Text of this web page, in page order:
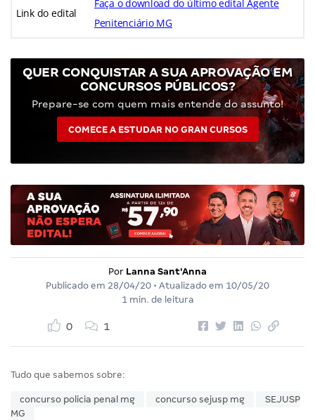
Link do edital
Faça o download do último edital Agente
Penitenciário MG
QUER CONQUISTAR A SUA APROVAÇÃO EM
CONCURSOS PÚBLICOS?
Prepare-se com quem mais entende do assunto!
COMECE A ESTUDAR NO GRAN CURSOS
Por Lanna Sant'Anna
Publicado em 28/04/20 • Atualizado em 10/05/20
1 min. de leitura
0 1
Tudo que sabemos sobre:
concurso policia penal mg concurso sejusp mg
SEJUSP
MG